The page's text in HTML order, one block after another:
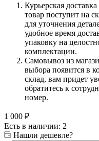
Курьерская
товар поступит на
для уточнения
удобное время
упаковку на
комплектации.
Самовывоз из
выбора появится в
склад, вам придет
обратитесь к
номер.
1 000 ₽
Есть в наличии: 2
Нашли дешевле?